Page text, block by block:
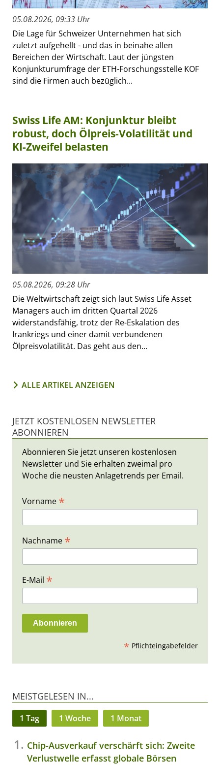
05.08.2026, 09:33 Uhr
Die Lage für Schweizer Unternehmen hat sich
zuletzt aufgehellt - und das in beinahe allen
Bereichen der Wirtschaft. Laut der jüngsten
Konjunkturumfrage der ETH-Forschungsstelle KOF
sind die Firmen auch bezüglich...
Swiss Life AM: Konjunktur bleibt
robust, doch Ölpreis-Volatilität und
KI-Zweifel belasten
05.08.2026, 09:28 Uhr
Die Weltwirtschaft zeigt sich laut Swiss Life Asset
Managers auch im dritten Quartal 2026
widerstandsfähig, trotz der Re-Eskalation des
Irankriegs und einer damit verbundenen
Ölpreisvolatilität. Das geht aus den...
ALLE ARTIKEL ANZEIGEN
JETZT KOSTENLOSEN NEWSLETTER
ABONNIEREN
Abonnieren Sie jetzt unseren kostenlosen
Newsletter und Sie erhalten zweimal pro
Woche die neusten Anlagetrends per Email.
Vorname *
Nachname *
E-Mail *
* Pflichteingabefelder
MEISTGELESEN IN...
1 Tag 1 Woche 1 Monat
Chip-Ausverkauf verschärft sich: Zweite
Verlustwelle erfasst globale Börsen